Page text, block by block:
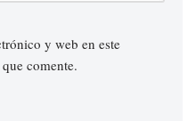
y web en este
comente.